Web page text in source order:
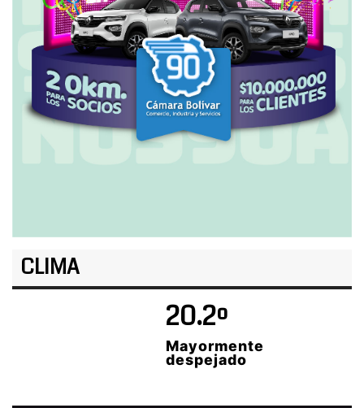
CLIMA
20.2º
Mayormente
despejado